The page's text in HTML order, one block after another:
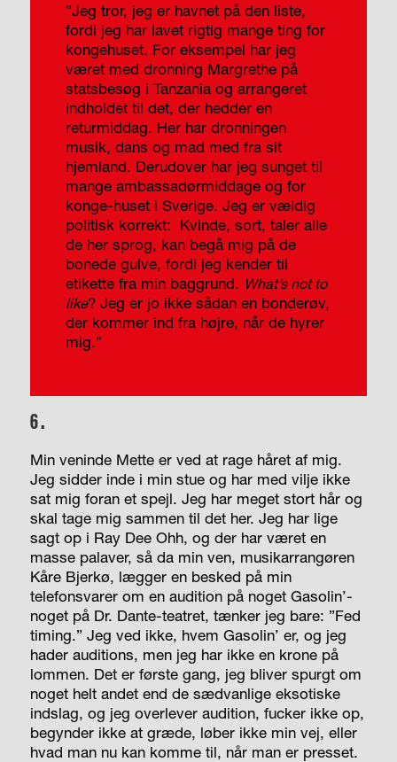
”Jeg tror, jeg er havnet på den liste,
fordi jeg har lavet rigtig mange ting for
kongehuset. For eksempel har jeg
været med dronning Margrethe på
statsbesøg i Tanzania og arrangeret
indholdet til det, der hedder en
returmiddag. Her har dronningen
musik, dans og mad med fra sit
hjemland. Derudover har jeg sunget til
mange ambassadørmiddage og for
konge-huset i Sverige. Jeg er vældig
politisk korrekt: Kvinde, sort, taler alle
de her sprog, kan begå mig på de
bonede gulve, fordi jeg kender til
etikette fra min baggrund. What’s not to
like? Jeg er jo ikke sådan en bonderøv,
der kommer ind fra højre, når de hyrer
mig.”
6.
Min veninde Mette er ved at rage håret af mig.
Jeg sidder inde i min stue og har med vilje ikke
sat mig foran et spejl. Jeg har meget stort hår og
skal tage mig sammen til det her. Jeg har lige
sagt op i Ray Dee Ohh, og der har været en
masse palaver, så da min ven, musikarrangøren
Kåre Bjerkø, lægger en besked på min
telefonsvarer om en audition på noget Gasolin’-
noget på Dr. Dante-teatret, tænker jeg bare: ”Fed
timing.” Jeg ved ikke, hvem Gasolin’ er, og jeg
hader auditions, men jeg har ikke en krone på
lommen. Det er første gang, jeg bliver spurgt om
noget helt andet end de sædvanlige eksotiske
indslag, og jeg overlever audition, fucker ikke op,
begynder ikke at græde, løber ikke min vej, eller
hvad man nu kan komme til, når man er presset.